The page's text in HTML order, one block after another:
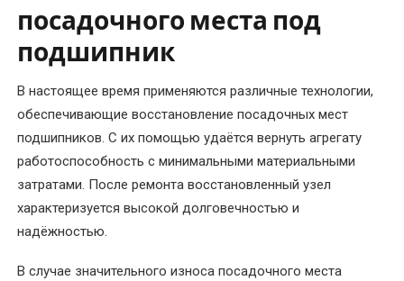
трехфазного
электродвигателя
Перемотка
электродвигателей
переменного
тока
Перемотка
электродвигателей
тока
посадочного места под
подшипник
В настоящее время применяются различные технологии,
обеспечивающие восстановление посадочных мест
подшипников. С их помощью удаётся вернуть агрегату
работоспособность с минимальными материальными
затратами. После ремонта восстановленный узел
характеризуется высокой долговечностью и
надёжностью.
В случае значительного износа посадочного места